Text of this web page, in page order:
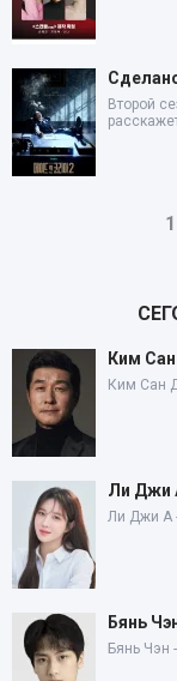
Второй
Ким
Ким Сан
Ли Джи
Ли Джи А
Бянь
Бянь Чэн